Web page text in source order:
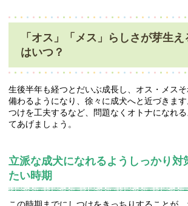
「オス」「メス」らしさが芽生
はいつ？
生後半年も経つとだいぶ成長し、オス・メス
備わるようになり、徐々に成犬へと近づきま
つけを工夫するなど、問題なくオトナになれ
てあげましょう。
立派な成犬になれるようしっかり対
たい時期